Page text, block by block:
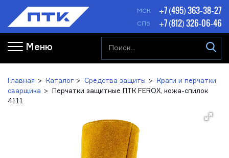
МСК +7 (495) 363-38-27
СПб +7 (812) 326-06-46
Меню
Главная Каталог Средства защиты
Краги и перчатки
сварщика
Перчатки защитные ПТК FEROX, кожа-спилок
4111